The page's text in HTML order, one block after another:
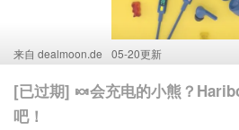
来自 dealmoon.de 05-20更新
[已过期] 🍬会充电的小熊？
吧！